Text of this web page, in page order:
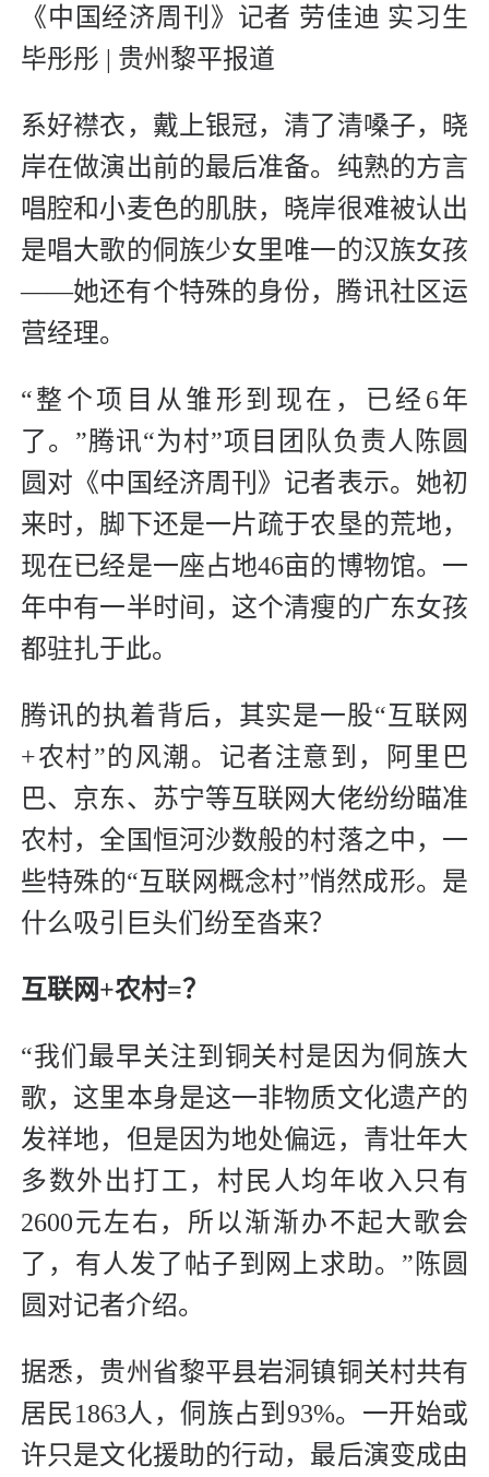
《中国经济周刊》记者 劳佳迪 实习生
毕彤彤 | 贵州黎平报道
系好襟衣，戴上银冠，清了清嗓子，晓
岸在做演出前的最后准备。纯熟的方言
唱腔和小麦色的肌肤，晓岸很难被认出
是唱大歌的侗族少女里唯一的汉族女孩
——她还有个特殊的身份，腾讯社区运
营经理。
“整个项目从雏形到现在，已经6年
了。”腾讯“为村”项目团队负责人陈圆
圆对《中国经济周刊》记者表示。她初
来时，脚下还是一片疏于农垦的荒地，
现在已经是一座占地46亩的博物馆。一
年中有一半时间，这个清瘦的广东女孩
都驻扎于此。
腾讯的执着背后，其实是一股“互联网
+农村”的风潮。记者注意到，阿里巴
巴、京东、苏宁等互联网大佬纷纷瞄准
农村，全国恒河沙数般的村落之中，一
些特殊的“互联网概念村”悄然成形。是
什么吸引巨头们纷至沓来？
互联网+农村=？
“我们最早关注到铜关村是因为侗族大
歌，这里本身是这一非物质文化遗产的
发祥地，但是因为地处偏远，青壮年大
多数外出打工，村民人均年收入只有
2600元左右，所以渐渐办不起大歌会
了，有人发了帖子到网上求助。”陈圆
圆对记者介绍。
据悉，贵州省黎平县岩洞镇铜关村共有
居民1863人，侗族占到93%。一开始或
许只是文化援助的行动，最后演变成由